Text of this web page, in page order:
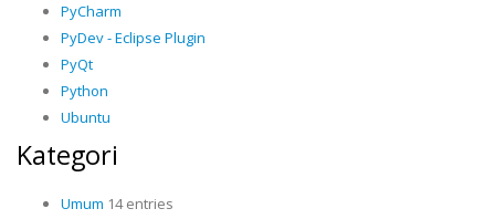
PyCharm
PyDev - Eclipse Plugin
PyQt
Python
Ubuntu
Kategori
Umum 14 entries